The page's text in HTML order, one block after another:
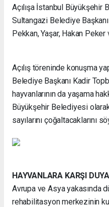
Açılışa İstanbul Büyükşehir
Sultangazi Belediye
Pekkan, Yaşar, Hakan Peker
Açılış töreninde konuşma
Belediye Başkanı Kadir
hayvanlarının da yaşama
Büyükşehir Belediyesi
sayılarını çoğaltacaklarını
HAYVANLARA KARŞI
Avrupa ve Asya yakasında
rehabilitasyon merkezinin